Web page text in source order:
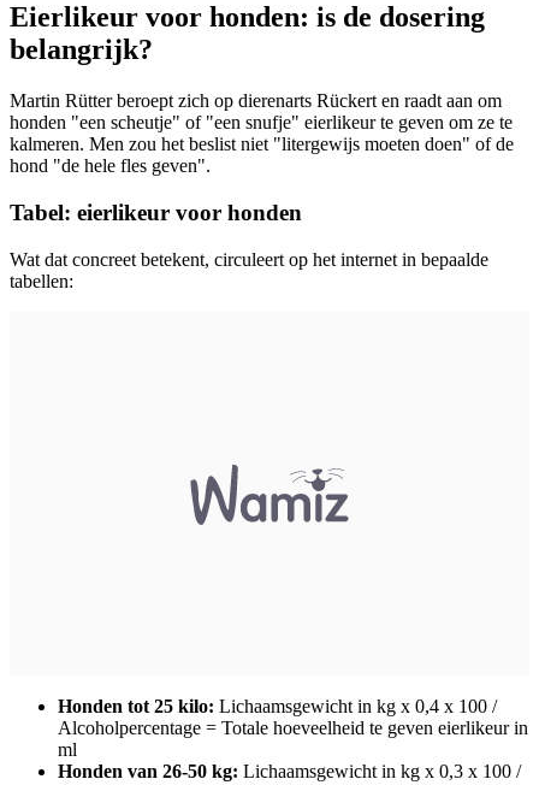
Eierlikeur voor honden: is de dosering
belangrijk?
Martin Rütter beroept zich op dierenarts Rückert en raadt aan om
honden "een scheutje" of "een snufje" eierlikeur te geven om ze te
kalmeren. Men zou het beslist niet "litergewijs moeten doen" of de
hond "de hele fles geven".
Tabel: eierlikeur voor honden
Wat dat concreet betekent, circuleert op het internet in bepaalde
tabellen:
Honden tot 25 kilo: Lichaamsgewicht in kg x 0,4 x 100 /
Alcoholpercentage = Totale hoeveelheid te geven eierlikeur in
ml
Honden van 26-50 kg: Lichaamsgewicht in kg x 0,3 x 100 /